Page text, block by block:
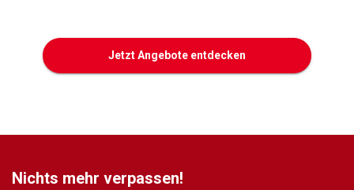
Jetzt Angebote entdecken
Nichts mehr verpassen!